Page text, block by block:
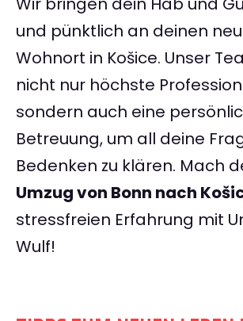
und pünktlich an deinen
Wohnort in Košice. Unser
nicht nur höchste
sondern auch eine
Betreuung, um all deine
Bedenken zu klären. Mach
Umzug von Bonn nach
stressfreien Erfahrung mit
Wulf!